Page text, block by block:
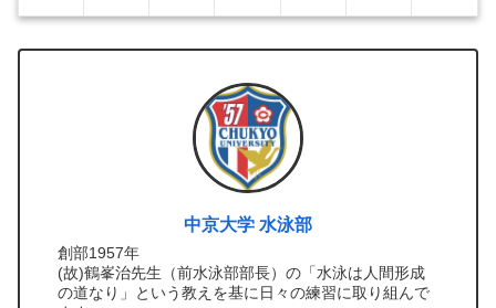
中京大学 水泳部
創部1957年
(故)鶴峯治先生（前水泳部部長）の「水泳は人間形成
の道なり」という教えを基に日々の練習に取り組んで